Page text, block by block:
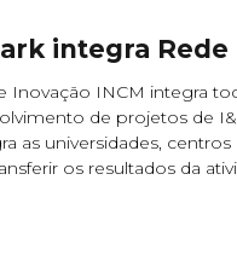
integra Rede
Inovação INCM integra
de projetos de
as universidades,
os resultados da